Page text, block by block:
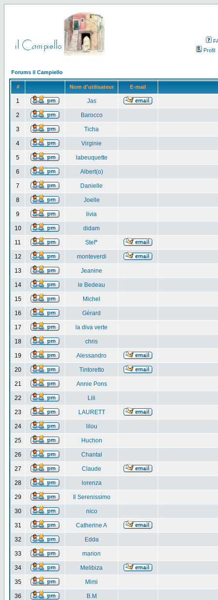
Profil
Forums il Campiello
# Nom d'utilisateur E-mail
1 Jas
2 Barocco
3 Ticha
4 Virginie
5 labeuquette
6 Albert(o)
7 Danielle
8 Joelle
9 livia
10 didam
11 Stef*
12 monteverdi
13 Jeanine
14 le Bedeau
15 Michel
16 Gérard
17 la diva verte
18 chris
19 Alessandro
20 Tintoretto
21 Annie Pons
22 Lili
23 LAURETT
24 lilou
25 Huchon
26 Chantal
27 Claude
28 lorenza
29 Il Serenissimo
30 nico
31 Catherine A
32 Edda
33 marion
34 Melibiza
35 Mimi
36 B.M